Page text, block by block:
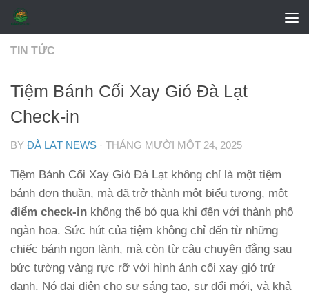
Skip to content
TIN TỨC
Tiệm Bánh Cối Xay Gió Đà Lạt
Check-in
BY ĐÀ LẠT NEWS · THÁNG MƯỜI MỘT 24, 2025
Tiệm Bánh Cối Xay Gió Đà Lạt không chỉ là một tiệm
bánh đơn thuần, mà đã trở thành một biểu tượng, một
điểm check-in không thể bỏ qua khi đến với thành phố
ngàn hoa. Sức hút của tiệm không chỉ đến từ những
chiếc bánh ngon lành, mà còn từ câu chuyện đằng sau
bức tường vàng rực rỡ với hình ảnh cối xay gió trứ
danh. Nó đại diện cho sự sáng tạo, sự đổi mới, và khả